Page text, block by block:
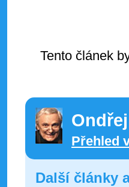
Tento článek
Přehled
Další články